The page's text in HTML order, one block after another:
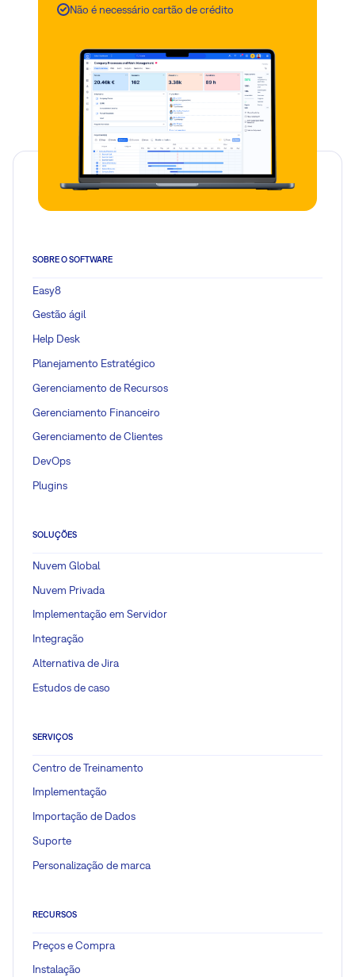
Não é necessário cartão de crédito
SOBRE O SOFTWARE
Easy8
Gestão ágil
Help Desk
Planejamento Estratégico
Gerenciamento de Recursos
Gerenciamento Financeiro
Gerenciamento de Clientes
DevOps
Plugins
SOLUÇÕES
Nuvem Global
Nuvem Privada
Implementação em Servidor
Integração
Alternativa de Jira
Estudos de caso
SERVIÇOS
Centro de Treinamento
Implementação
Importação de Dados
Suporte
Personalização de marca
RECURSOS
Preços e Compra
Instalação